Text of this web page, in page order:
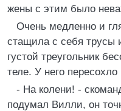
жены с этим было
Очень медленно и
стащила с себя
густой треугольник
теле. У него пересохло
- На колени! -
подумал Вилли, он